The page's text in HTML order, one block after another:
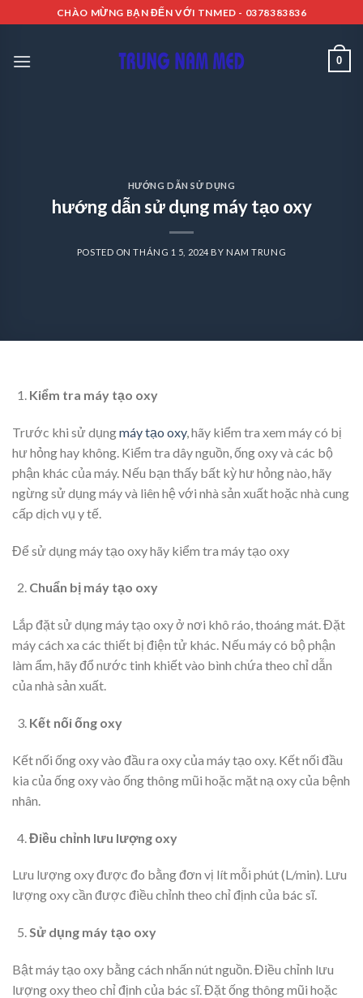
to
CHÀO MỪNG BẠN ĐẾN VỚI TNMED - 0378383836
0
HƯỚNG DẪN SỬ DỤNG
hướng dẫn sử dụng máy tạo oxy
POSTED ONTHÁNG 1 5, 2024 BY NAM TRUNG
Kiểm tra máy tạo oxy
Trước khi sử dụngmáy tạo oxy, hãy kiểm tra xem máy có bị
hư hỏng hay không. Kiểm tra dây nguồn, ống oxy và các bộ
phận khác của máy. Nếu bạn thấy bất kỳ hư hỏng nào, hãy
ngừng sử dụng máy và liên hệ với nhà sản xuất hoặc nhà cung
cấp dịch vụ y tế.
Để sử dụng máy tạo oxy hãy kiểm tra máy tạo oxy
Chuẩn bị máy tạo oxy
Lắp đặt sử dụng máy tạo oxy ở nơi khô ráo, thoáng mát. Đặt
máy cách xa các thiết bị điện tử khác. Nếu máy có bộ phận
làm ẩm, hãy đổ nước tinh khiết vào bình chứa theo chỉ dẫn
của nhà sản xuất.
Kết nối ống oxy
Kết nối ống oxy vào đầu ra oxy của máy tạo oxy. Kết nối đầu
kia của ống oxy vào ống thông mũi hoặc mặt nạ oxy của bệnh
nhân.
Điều chỉnh lưu lượng oxy
Lưu lượng oxy được đo bằng đơn vị lít mỗi phút (L/min). Lưu
lượng oxy cần được điều chỉnh theo chỉ định của bác sĩ.
Sử dụng máy tạo oxy
Bật máy tạo oxy bằng cách nhấn nút nguồn. Điều chỉnh lưu
lượng oxy theo chỉ định của bác sĩ. Đặt ống thông mũi hoặc